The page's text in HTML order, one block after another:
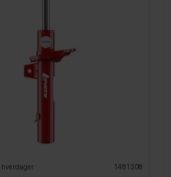
hverdager 1481308